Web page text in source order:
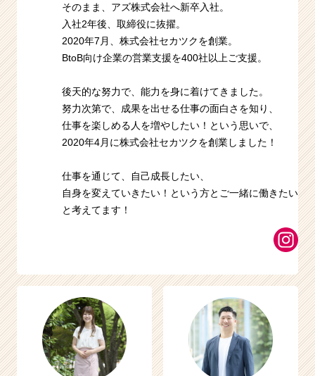
そのまま、アズ株式会社へ新卒入社。
入社2年後、取締役に抜擢。
2020年7月、株式会社セカツクを創業。
BtoB向け企業の営業支援を400社以上ご支援。
後天的な努力で、能力を身に着けてきました。
努力次第で、成果を出せる仕事の面白さを知り、
仕事を楽しめる人を増やしたい！という思いで、
2020年4月に株式会社セカツクを創業しました！
仕事を通じて、自己成長したい、
自身を変えていきたい！という方とご一緒に働きたい
と考えてます！